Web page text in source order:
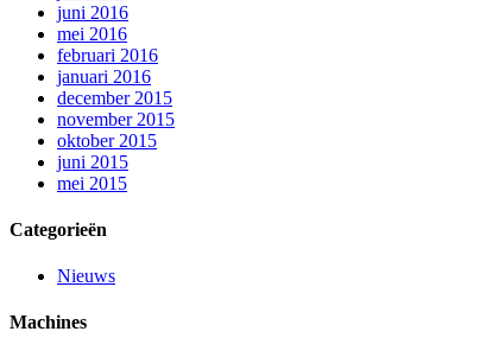
juni 2016
mei 2016
februari 2016
januari 2016
december 2015
november 2015
oktober 2015
juni 2015
mei 2015
Categorieën
Nieuws
Machines